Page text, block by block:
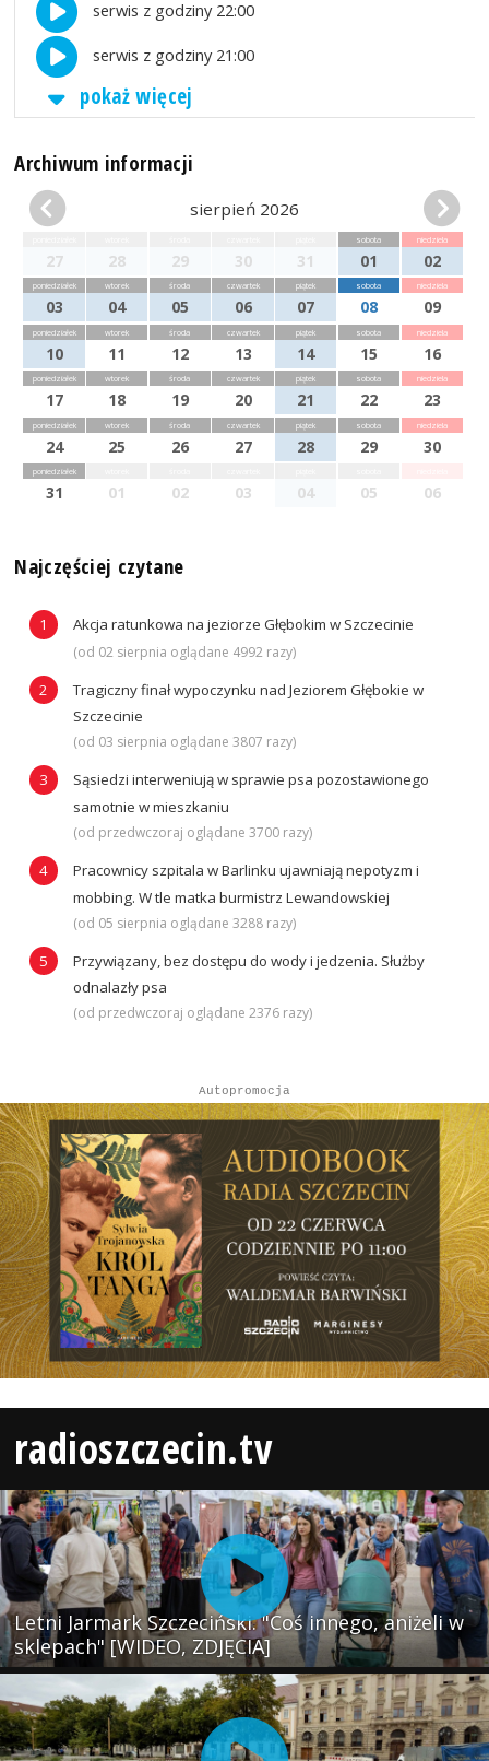
serwis z godziny 22:00
serwis z godziny 21:00
pokaż więcej
Archiwum informacji
sierpień 2026
27 28 29 30 31
sobota
01
niedziela
02
poniedziałek
03
wtorek
04
środa
05
czwartek
06
piątek
07
sobota
08
niedziela
09
poniedziałek
10
wtorek
11
środa
12
czwartek
13
piątek
14
sobota
15
niedziela
16
poniedziałek
17
wtorek
18
środa
19
czwartek
20
piątek
21
sobota
22
niedziela
23
poniedziałek
24
wtorek
25
środa
26
czwartek
27
piątek
28
sobota
29
niedziela
30
poniedziałek
31 01 02 03 04 05 06
Najczęściej czytane
Akcja ratunkowa na jeziorze Głębokim w Szczecinie
(od 02 sierpnia oglądane 4992 razy)
Tragiczny finał wypoczynku nad Jeziorem Głębokie w
Szczecinie
(od 03 sierpnia oglądane 3807 razy)
Sąsiedzi interweniują w sprawie psa pozostawionego
samotnie w mieszkaniu
(od przedwczoraj oglądane 3700 razy)
Pracownicy szpitala w Barlinku ujawniają nepotyzm i
mobbing. W tle matka burmistrz Lewandowskiej
(od 05 sierpnia oglądane 3288 razy)
Przywiązany, bez dostępu do wody i jedzenia. Służby
odnalazły psa
(od przedwczoraj oglądane 2376 razy)
Autopromocja
radioszczecin.tv
Letni Jarmark Szczeciński. "Coś innego, aniżeli w
sklepach" [WIDEO, ZDJĘCIA]